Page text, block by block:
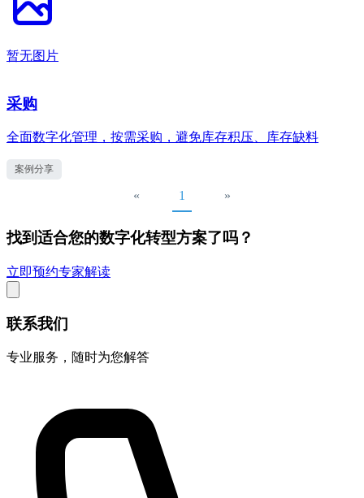
暂无图片
采购
全面数字化管理，按需采购，避免库存积压、库存缺料
案例分享
« 1 »
找到适合您的数字化转型方案了吗？
立即预约专家解读
联系我们
专业服务，随时为您解答